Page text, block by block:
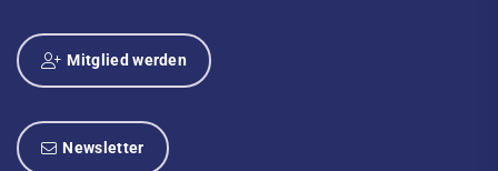
Mitglied werden
Newsletter